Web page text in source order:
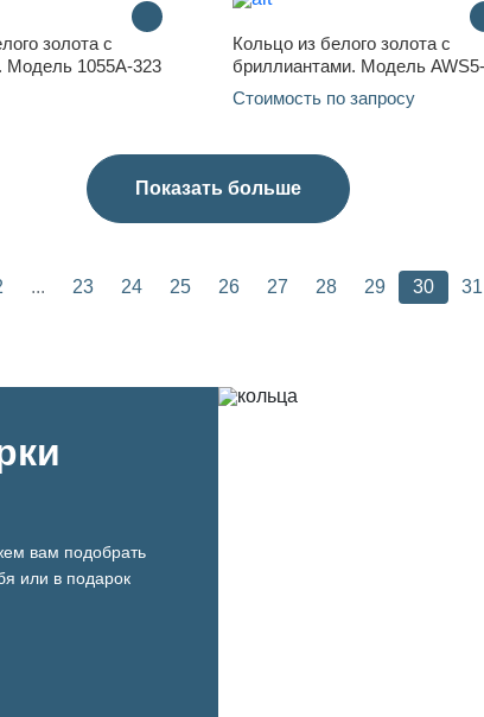
золота с
Модель 1055A-323
Кольцо из белого золота с
бриллиантами. Модель
Стоимость по запросу
Показать больше
... 23 24 25 26 27 28 29 30 31
вам подобрать
или в подарок